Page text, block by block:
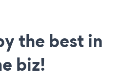
the best in
biz!